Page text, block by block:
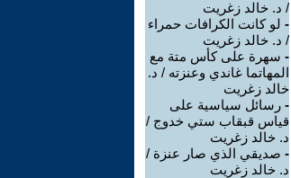
/ د. خالد زغريت
- لو كانت الكرافات حمراء
/ د. خالد زغريت
- سهرة على كأس متة مع
المهاتما غاندي وعنزته / د.
خالد زغريت
- رسائل سياسية على
قياس قبقاب ستي خدوج /
د. خالد زغريت
- صديقي الذي صار عنزة /
د. خالد زغريت